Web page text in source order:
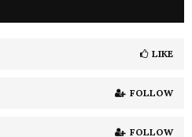
LIKE
FOLLOW
FOLLOW